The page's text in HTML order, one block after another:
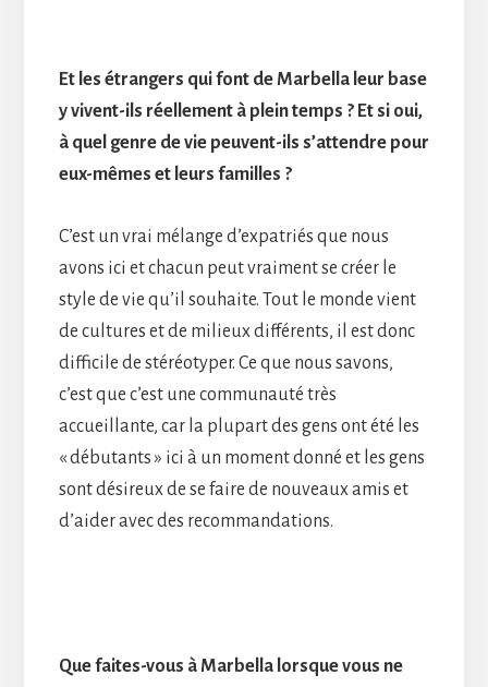
Et les étrangers qui font de Marbella leur base
y vivent-ils réellement à plein temps ? Et si oui,
à quel genre de vie peuvent-ils s’attendre pour
eux-mêmes et leurs familles ?
C’est un vrai mélange d’expatriés que nous
avons ici et chacun peut vraiment se créer le
style de vie qu’il souhaite. Tout le monde vient
de cultures et de milieux différents, il est donc
difficile de stéréotyper. Ce que nous savons,
c’est que c’est une communauté très
accueillante, car la plupart des gens ont été les
« débutants » ici à un moment donné et les gens
sont désireux de se faire de nouveaux amis et
d’aider avec des recommandations.
Que faites-vous à Marbella lorsque vous ne